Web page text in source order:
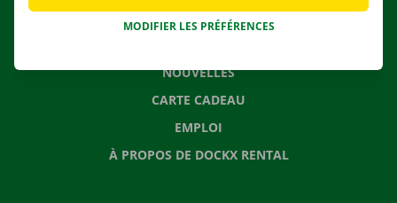
CONTACTEZ NOUS
NOUVELLES
CARTE CADEAU
EMPLOI
À PROPOS DE DOCKX RENTAL
MODIFIER LES PRÉFÉRENCES